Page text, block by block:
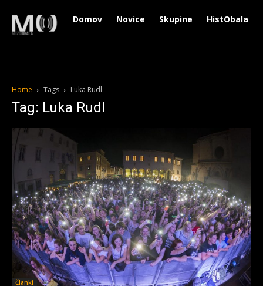
Domov Novice Skupine HistObala
Home Tags Luka Rudl
Tag: Luka Rudl
Članki